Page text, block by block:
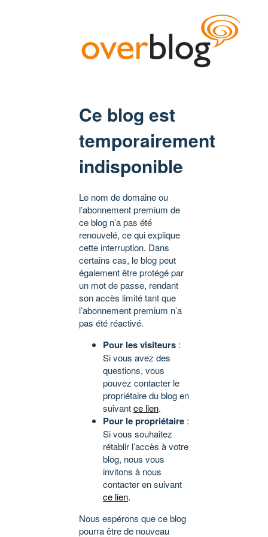
Ce blog est
temporairement
indisponible
Le nom de domaine ou
l’abonnement premium de
ce blog n’a pas été
renouvelé, ce qui explique
cette interruption. Dans
certains cas, le blog peut
également être protégé par
un mot de passe, rendant
son accès limité tant que
l’abonnement premium n’a
pas été réactivé.
Pour les visiteurs :
Si vous avez des
questions, vous
pouvez contacter le
propriétaire du blog en
suivantce lien.
Pour le propriétaire :
Si vous souhaitez
rétablir l’accès à votre
blog, nous vous
invitons à nous
contacter en suivant
ce lien.
Nous espérons que ce blog
pourra être de nouveau